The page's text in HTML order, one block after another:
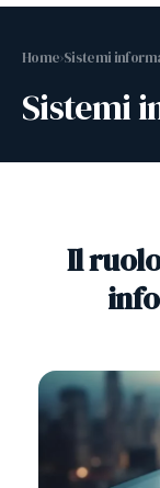
Home›Sistemi
Sistemi
Il